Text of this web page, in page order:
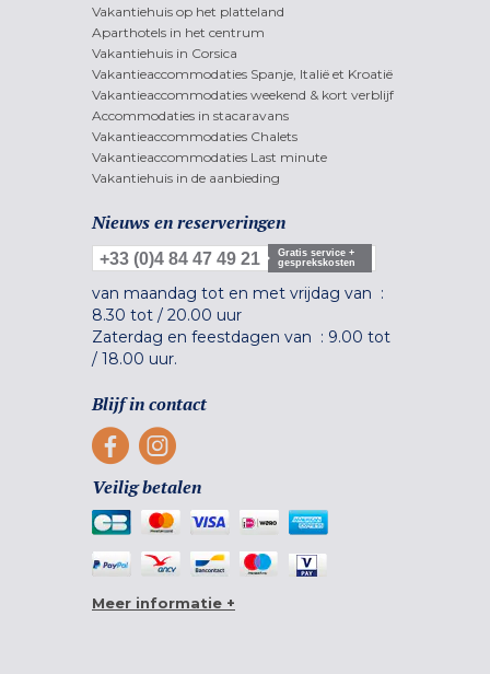
Vakantiehuis op het platteland
Aparthotels in het centrum
Vakantiehuis in Corsica
Vakantieaccommodaties Spanje, Italië et Kroatië
Vakantieaccommodaties weekend & kort verblijf
Accommodaties in stacaravans
Vakantieaccommodaties Chalets
Vakantieaccommodaties Last minute
Vakantiehuis in de aanbieding
Nieuws en reserveringen
+33 (0)4 84 47 49 21
Gratis service +
gesprekskosten
van maandag tot en met vrijdag van :
8.30 tot / 20.00 uur
Zaterdag en feestdagen van : 9.00 tot
/ 18.00 uur.
Blijf in contact
Veilig betalen
Meer informatie +